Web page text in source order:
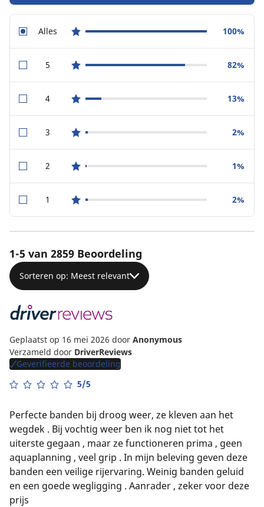
Allesstar reviews 100%
5star reviews 82%
4star reviews 13%
3star reviews 2%
2star reviews 1%
1star reviews 2%
1-5 van 2859 Beoordeling
Sorteren op: Meest relevant
Geplaatst op 16 mei 2026 door Anonymous
Verzameld door DriverReviews
Geverifieerde beoordeling
5/5
Perfecte banden bij droog weer, ze kleven aan het
wegdek . Bij vochtig weer ben ik nog niet tot het
uiterste gegaan , maar ze functioneren prima , geen
aquaplanning , veel grip . In mijn beleving geven deze
banden een veilige rijervaring. Weinig banden geluid
en een goede wegligging . Aanrader , zeker voor deze
prijs